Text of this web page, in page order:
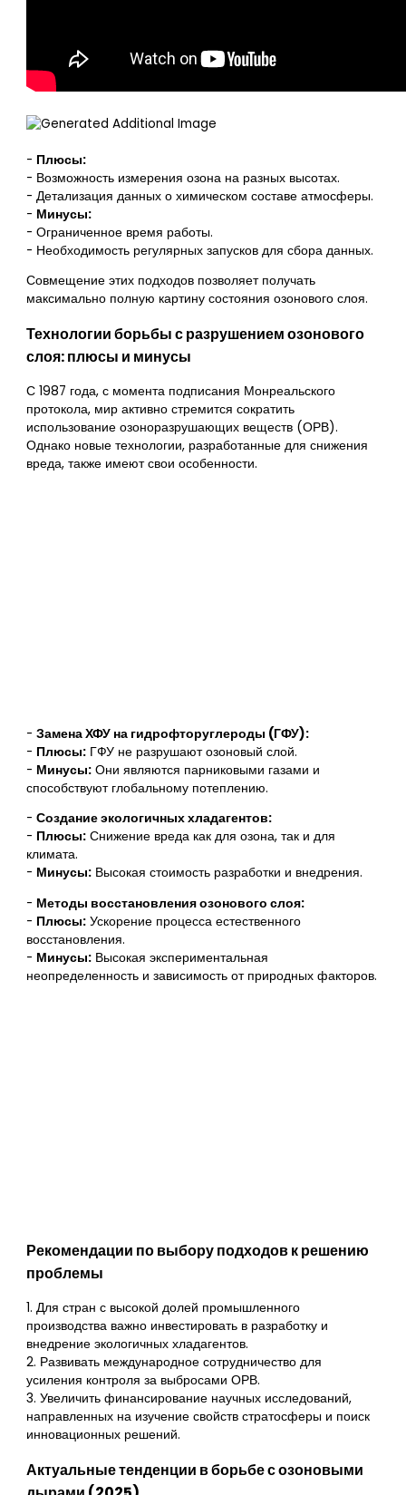
- Плюсы:
- Возможность измерения озона на разных высотах.
- Детализация данных о химическом составе атмосферы.
- Минусы:
- Ограниченное время работы.
- Необходимость регулярных запусков для сбора данных.
Совмещение этих подходов позволяет получать
максимально полную картину состояния озонового слоя.
Технологии борьбы с разрушением озонового
слоя: плюсы и минусы
С 1987 года, с момента подписания Монреальского
протокола, мир активно стремится сократить
использование озоноразрушающих веществ (ОРВ).
Однако новые технологии, разработанные для снижения
вреда, также имеют свои особенности.
-Замена ХФУ на гидрофторуглероды (ГФУ):
- Плюсы: ГФУ не разрушают озоновый слой.
- Минусы: Они являются парниковыми газами и
способствуют глобальному потеплению.
-Создание экологичных хладагентов:
- Плюсы: Снижение вреда как для озона, так и для
климата.
- Минусы: Высокая стоимость разработки и внедрения.
- Методы восстановления озонового слоя:
- Плюсы: Ускорение процесса естественного
восстановления.
- Минусы: Высокая экспериментальная
неопределенность и зависимость от природных факторов.
Рекомендации по выбору подходов к решению
проблемы
1. Для стран с высокой долей промышленного
производства важно инвестировать в разработку и
внедрение экологичных хладагентов.
2. Развивать международное сотрудничество для
усиления контроля за выбросами ОРВ.
3. Увеличить финансирование научных исследований,
направленных на изучение свойств стратосферы и поиск
инновационных решений.
Актуальные тенденции в борьбе с озоновыми